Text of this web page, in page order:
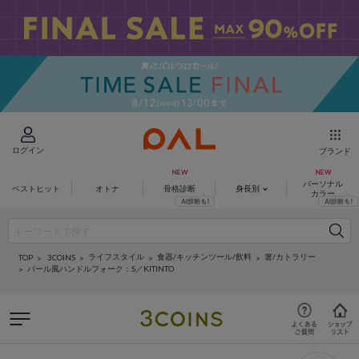
ログイン ブランド
ベストヒット オトナ 骨格診断 身長別
パーソナル
カラー
TOP 3COINS ライフスタイル 食器/キッチンツール/飲料
箸/カトラリー
パール風ハンドルフォーク：S／KITINTO